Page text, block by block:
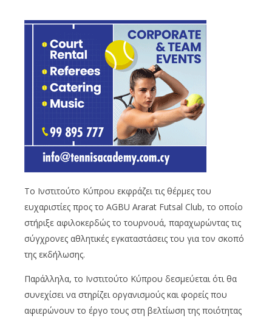
Το Ινστιτούτο Κύπρου εκφράζει τις θέρμες του
ευχαριστίες προς το AGBU Ararat Futsal Club, το οποίο
στήριξε αφιλοκερδώς το τουρνουά, παραχωρώντας τις
σύγχρονες αθλητικές εγκαταστάσεις του για τον σκοπό
της εκδήλωσης.
Παράλληλα, το Ινστιτούτο Κύπρου δεσμεύεται ότι θα
συνεχίσει να στηρίζει οργανισμούς και φορείς που
αφιερώνουν το έργο τους στη βελτίωση της ποιότητας